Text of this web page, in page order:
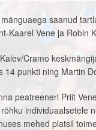
saanud
Kaarel Vene ja Robin
Cramo
14 punkti ning Martin
peatreeneri Priit
individuaalsetele
mehed platsil